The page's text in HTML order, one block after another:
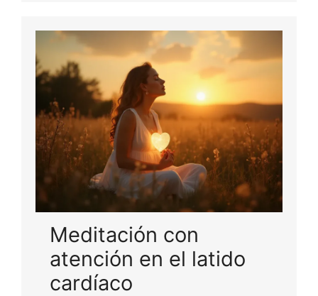
Meditación con
atención en el latido
cardíaco